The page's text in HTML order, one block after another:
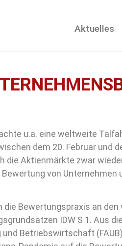
Aktuelles
u.a. eine weltweite
dem 20. Februar und
die Aktienmärkte zwar
von
die Bewertungspraxis an
IDW S 1. Aus
Betriebswirtschaft